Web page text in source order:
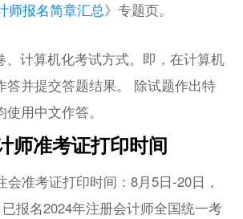
师报名简章汇总》专题页。
、计算机化考试方式。即，在计算机
答并提交答题结果。 除试题作出特
用中文作答。
师准考证打印时间
会准考证打印时间：8月5日-20日，
报名2024年注册会计师全国统一考